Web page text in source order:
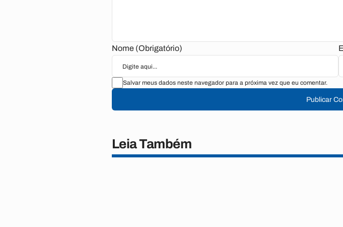
Nome (Obrigatório)
Salvar meus dados neste navegador para a próxima vez que eu comentar.
Publicar
Leia Também